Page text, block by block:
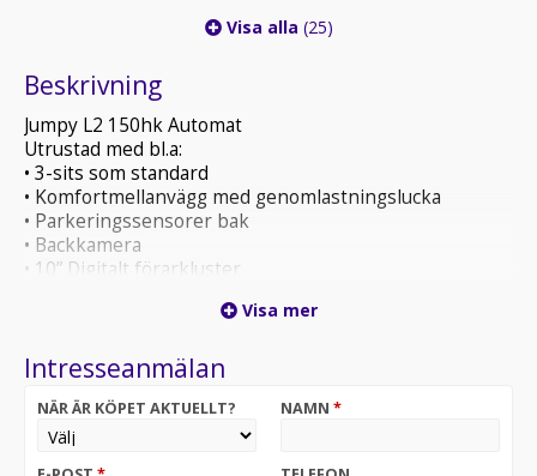
Visa alla (25)
Beskrivning
Jumpy L2 150hk Automat
Utrustad med bl.a:
• 3-sits som standard
• Komfortmellanvägg med genomlastningslucka
• Parkeringssensorer bak
• Backkamera
• 10” Digitalt förarkluster
• Skyddsinklädnad väggar och golv
Leasingkostnad: 3.699:- ex moms/mån. Halvt
momsavdrag på denna bil vid leasing
Visa mer
Intresseanmälan
NÄR ÄR KÖPET AKTUELLT? NAMN *